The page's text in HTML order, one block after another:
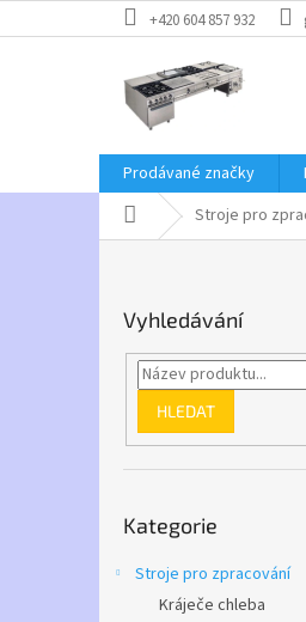
na
+420 604 857 932
Prodávané značky
Domů Stroje pro
Vyhledávání
HLEDAT
kategorie
Kategorie
Stroje pro zpracování
Kráječe chleba